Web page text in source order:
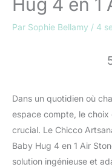
Par Sophie Bellamy / 4
Dans un quotidien où
espace compte, le choix
crucial. Le Chicco
Baby Hug 4 en 1 Air
solution ingénieuse et